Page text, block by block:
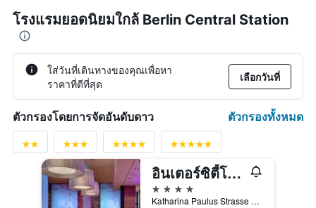
โรงแรมยอดนิยมใกล้ Berlin Central Station
ใส่วันที่เดินทางของคุณเพื่อหา
ราคาที่ดีที่สุด
เลือกวันที่
ตัวกรองโดยการจัดอันดับดาว ตัวกรองทั้งหมด
อินเตอร์ซิตี้โฮเทล เบอร์ลิน เฮาพท์บานโฮฟ
4 ดาว
Katharina Paulus Strasse 5, เบอร์ลิน, เยอรมนี